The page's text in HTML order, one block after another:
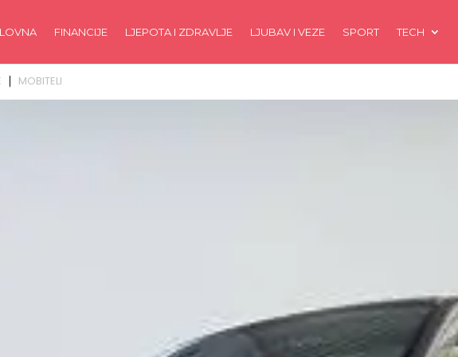
FINANCIJE LJEPOTA I ZDRAVLJE LJUBAV I VEZE SPORT TECH